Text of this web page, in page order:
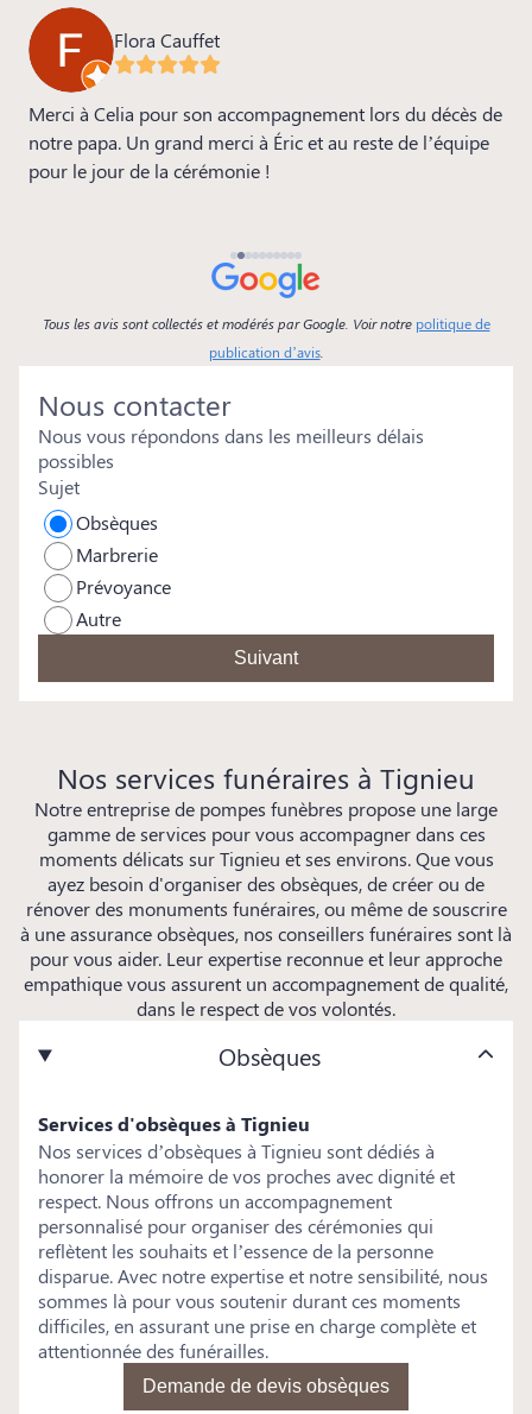
Flora Cauffet
Merci à Celia pour son accompagnement lors du décès de
notre papa. Un grand merci à Éric et au reste de l’équipe
pour le jour de la cérémonie !
Tous les avis sont collectés et modérés par Google. Voir notre politique de
publication d’avis.
Nous contacter
Nous vous répondons dans les meilleurs délais
possibles
Sujet
Obsèques
Marbrerie
Prévoyance
Autre
Suivant
Nos services funéraires à Tignieu
Notre entreprise de pompes funèbres propose une large
gamme de services pour vous accompagner dans ces
moments délicats sur Tignieu et ses environs. Que vous
ayez besoin d'organiser des obsèques, de créer ou de
rénover des monuments funéraires, ou même de souscrire
à une assurance obsèques, nos conseillers funéraires sont là
pour vous aider. Leur expertise reconnue et leur approche
empathique vous assurent un accompagnement de qualité,
dans le respect de vos volontés.
Obsèques
Services d'obsèques à Tignieu
Nos services d’obsèques à Tignieu sont dédiés à
honorer la mémoire de vos proches avec dignité et
respect. Nous offrons un accompagnement
personnalisé pour organiser des cérémonies qui
reflètent les souhaits et l’essence de la personne
disparue. Avec notre expertise et notre sensibilité, nous
sommes là pour vous soutenir durant ces moments
difficiles, en assurant une prise en charge complète et
attentionnée des funérailles.
Demande de devis obsèques